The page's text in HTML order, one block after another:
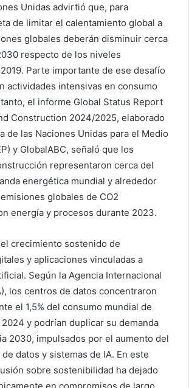
Unidas advirtió que, para
de limitar el calentamiento global a
globales deberán disminuir cerca
respecto de los niveles
Parte importante de ese desafío
actividades intensivas en consumo
el informe Global Status Report
Construction 2024/2025, elaborado
de las Naciones Unidas para el Medio
y GlobalABC, señaló que los
representaron cerca del
energética mundial y alrededor
globales de CO2
energía y procesos durante 2023.
crecimiento sostenido de
y aplicaciones vinculadas a
Según la Agencia Internacional
los centros de datos concentraron
el 1,5% del consumo mundial de
y podrían duplicar su demanda
2030, impulsados por el aumento del
datos y sistemas de IA. En este
sobre sostenibilidad ha dejado
en compromisos de largo